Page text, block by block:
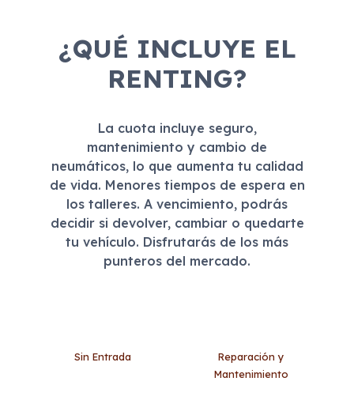
¿QUÉ INCLUYE EL
RENTING?
La cuota incluye seguro,
mantenimiento y cambio de
neumáticos, lo que aumenta tu calidad
de vida. Menores tiempos de espera en
los talleres. A vencimiento, podrás
decidir si devolver, cambiar o quedarte
tu vehículo. Disfrutarás de los más
punteros del mercado.
Sin Entrada
Reparación y
Mantenimiento